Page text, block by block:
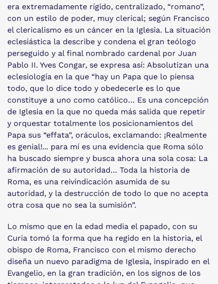
era extremadamente rígido, centralizado, “romano”,
con un estilo de poder, muy clerical; según Francisco
el clericalismo es un cáncer en la Iglesia. La situación
eclesiástica la describe y condena el gran teólogo
perseguido y al final nombrado cardenal por Juan
Pablo II. Yves Congar, se expresa así: Absolutizan una
eclesiología en la que “hay un Papa que lo piensa
todo, que lo dice todo y obedecerle es lo que
constituye a uno como católico… Es una concepción
de Iglesia en la que no queda más salida que repetir
y orquestar totalmente los posicionamientos del
Papa sus “effata”, oráculos, exclamando: ¡Realmente
es genial!... para mí es una evidencia que Roma sólo
ha buscado siempre y busca ahora una sola cosa: La
afirmación de su autoridad… Toda la historia de
Roma, es una reivindicación asumida de su
autoridad, y la destrucción de todo lo que no acepta
otra cosa que no sea la sumisión”.
Lo mismo que en la edad media el papado, con su
Curia tomó la forma que ha regido en la historia, el
obispo de Roma, Francisco con el mismo derecho
diseña un nuevo paradigma de Iglesia, inspirado en el
Evangelio, en la gran tradición, en los signos de los